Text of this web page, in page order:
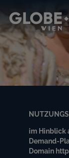
im Hinblick
Demand-
Domain